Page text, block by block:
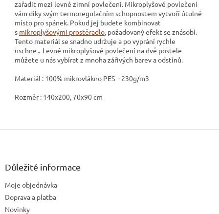
zařadit mezi levné zimní povlečení. Mikroplyšové povlečení
vám díky svým termoregulačním schopnostem vytvoří útulné
místo pro spánek. Pokud jej budete kombinovat
s mikroplyšovými prostěradlo, požadovaný efekt se znásobí.
Tento materiál se snadno udržuje a po vyprání rychle
uschne . Levné mikroplyšové povlečení na dvě postele
můžete u nás vybírat z mnoha zářivých barev a odstínů.
Materiál : 100% mikrovlákno PES - 230g/m3
Rozměr : 140x200, 70x90 cm
Z
Důležité informace
Moje objednávka
Doprava a platba
Novinky